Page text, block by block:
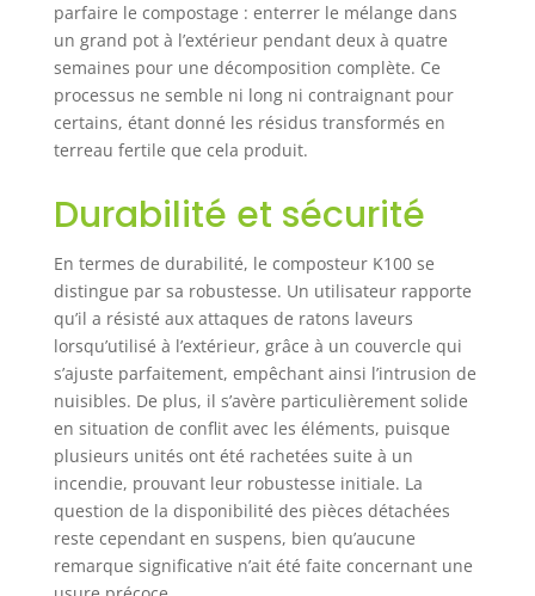
parfaire le compostage : enterrer le mélange dans
un grand pot à l’extérieur pendant deux à quatre
semaines pour une décomposition complète. Ce
processus ne semble ni long ni contraignant pour
certains, étant donné les résidus transformés en
terreau fertile que cela produit.
Durabilité et sécurité
En termes de durabilité, le composteur K100 se
distingue par sa robustesse. Un utilisateur rapporte
qu’il a résisté aux attaques de ratons laveurs
lorsqu’utilisé à l’extérieur, grâce à un couvercle qui
s’ajuste parfaitement, empêchant ainsi l’intrusion de
nuisibles. De plus, il s’avère particulièrement solide
en situation de conflit avec les éléments, puisque
plusieurs unités ont été rachetées suite à un
incendie, prouvant leur robustesse initiale. La
question de la disponibilité des pièces détachées
reste cependant en suspens, bien qu’aucune
remarque significative n’ait été faite concernant une